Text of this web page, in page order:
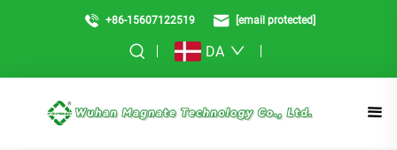
+86-15607122519 [email protected]
DA